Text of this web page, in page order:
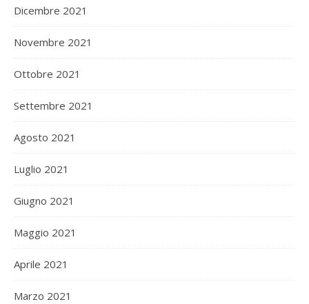
Dicembre 2021
Novembre 2021
Ottobre 2021
Settembre 2021
Agosto 2021
Luglio 2021
Giugno 2021
Maggio 2021
Aprile 2021
Marzo 2021